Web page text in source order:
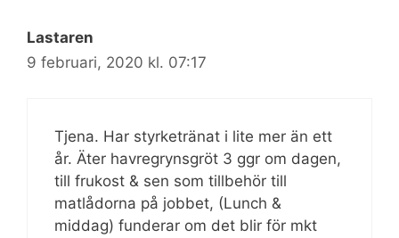
Lastaren
9 februari, 2020 kl. 07:17
Tjena. Har styrketränat i lite mer än ett
år. Äter havregrynsgröt 3 ggr om dagen,
till frukost & sen som tillbehör till
matlådorna på jobbet, (Lunch &
middag) funderar om det blir för mkt